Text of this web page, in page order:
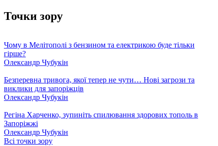
Точки зору
Чому в Мелітополі з бензином та електрикою буде тільки
гірше?
Олександр Чубукін
Безперевна тривога, якої тепер не чути… Нові загрози та
виклики для запоріжців
Олександр Чубукін
Регіна Харченко, зупиніть спилювання здорових тополь в
Запоріжжі
Олександр Чубукін
Всі точки зору